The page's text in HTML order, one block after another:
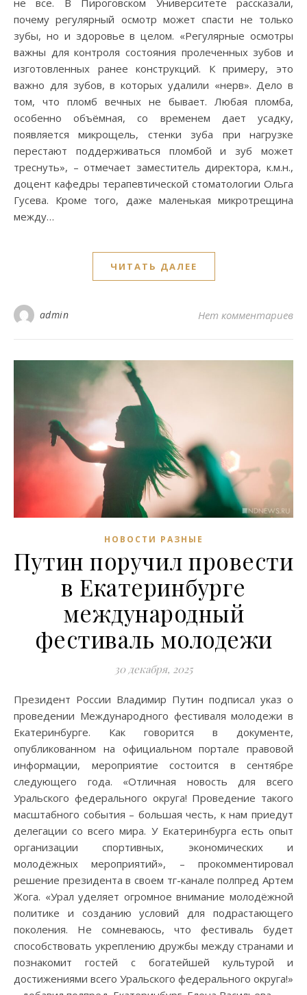
не все. В Пироговском Университете рассказали,
почему регулярный осмотр может спасти не только
зубы, но и здоровье в целом. «Регулярные осмотры
важны для контроля состояния пролеченных зубов и
изготовленных ранее конструкций. К примеру, это
важно для зубов, в которых удалили «нерв». Дело в
том, что пломб вечных не бывает. Любая пломба,
особенно объёмная, со временем дает усадку,
появляется микрощель, стенки зуба при нагрузке
перестают поддерживаться пломбой и зуб может
треснуть», – отмечает заместитель директора, к.м.н.,
доцент кафедры терапевтической стоматологии Ольга
Гусева. Кроме того, даже маленькая микротрещина
между…
ЧИТАТЬ ДАЛЕЕ
admin Нет комментариев
НОВОСТИ РАЗНЫЕ
Путин поручил провести
в Екатеринбурге
международный
фестиваль молодежи
30 декабря, 2025
Президент России Владимир Путин подписал указ о
проведении Международного фестиваля молодежи в
Екатеринбурге. Как говорится в документе,
опубликованном на официальном портале правовой
информации, мероприятие состоится в сентябре
следующего года. «Отличная новость для всего
Уральского федерального округа! Проведение такого
масштабного события – большая честь, к нам приедут
делегации со всего мира. У Екатеринбурга есть опыт
организации спортивных, экономических и
молодёжных мероприятий», – прокомментировал
решение президента в своем тг-канале полпред Артем
Жога. «Урал уделяет огромное внимание молодёжной
политике и созданию условий для подрастающего
поколения. Не сомневаюсь, что фестиваль будет
способствовать укреплению дружбы между странами и
познакомит гостей с богатейшей культурой и
достижениями всего Уральского федерального округа!»